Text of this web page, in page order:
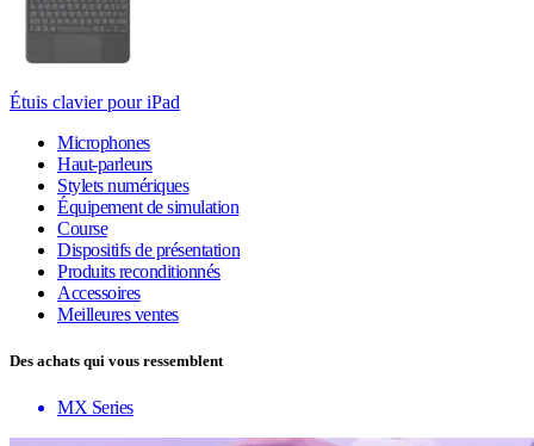
Étuis clavier pour iPad
Microphones
Haut-parleurs
Stylets numériques
Équipement de simulation
Course
Dispositifs de présentation
Produits reconditionnés
Accessoires
Meilleures ventes
Des achats qui vous ressemblent
MX Series